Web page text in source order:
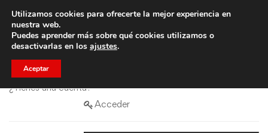
Trae a un amigo y llevaos un total de 75€ de descuento.
¿Tienes una cuenta?
Acceder
Utilizamos cookies para ofrecerte la mejor experiencia en
nuestra web.
Puedes aprender más sobre qué cookies utilizamos o
desactivarlas en los ajustes.
Aceptar